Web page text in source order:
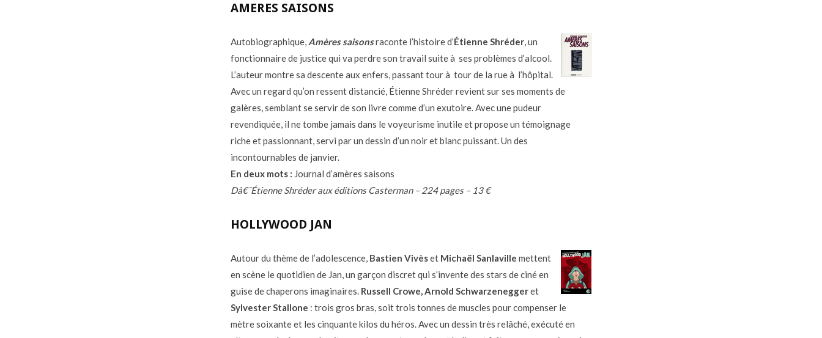
AMERES SAISONS
Autobiographique, Amères saisonsraconte l’histoire d’Étienne Shréder, un
fonctionnaire de justice qui va perdre son travail suite à ses problèmes d’alcool.
L’auteur montre sa descente aux enfers, passant tour à tour de la rue à l’hôpital.
Avec un regard qu’on ressent distancié, Étienne Shréder revient sur ses moments de
galères, semblant se servir de son livre comme d’un exutoire. Avec une pudeur
revendiquée, il ne tombe jamais dans le voyeurisme inutile et propose un témoignage
riche et passionnant, servi par un dessin d’un noir et blanc puissant. Un des
incontournables de janvier.
En deux mots : Journal d’amères saisons
Dâ€˜Étienne Shréder aux éditions Casterman – 224 pages – 13 €
HOLLYWOOD JAN
Autour du thème de l’adolescence, Bastien Vivèset Michaël Sanlaville mettent
en scène le quotidien de Jan, un garçon discret qui s’invente des stars de ciné en
guise de chaperons imaginaires. Russell Crowe, Arnold Schwarzeneggeret
Sylvester Stallone : trois gros bras, soit trois tonnes de muscles pour compenser le
mètre soixante et les cinquante kilos du héros. Avec un dessin très relâché, exécuté en